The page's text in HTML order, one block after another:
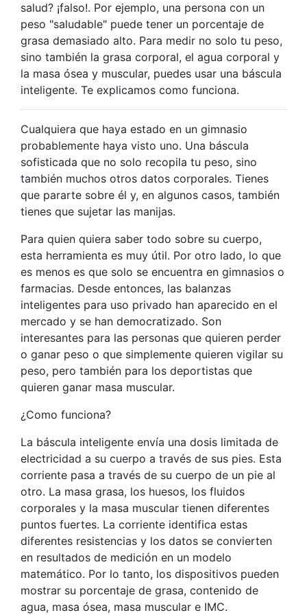
salud? ¡falso!. Por ejemplo, una persona con un
peso "saludable" puede tener un porcentaje de
grasa demasiado alto. Para medir no solo tu peso,
sino también la grasa corporal, el agua corporal y
la masa ósea y muscular, puedes usar una báscula
inteligente. Te explicamos como funciona.
Cualquiera que haya estado en un gimnasio
probablemente haya visto uno. Una báscula
sofisticada que no solo recopila tu peso, sino
también muchos otros datos corporales. Tienes
que pararte sobre él y, en algunos casos, también
tienes que sujetar las manijas.
Para quien quiera saber todo sobre su cuerpo,
esta herramienta es muy útil. Por otro lado, lo que
es menos es que solo se encuentra en gimnasios o
farmacias. Desde entonces, las balanzas
inteligentes para uso privado han aparecido en el
mercado y se han democratizado. Son
interesantes para las personas que quieren perder
o ganar peso o que simplemente quieren vigilar su
peso, pero también para los deportistas que
quieren ganar masa muscular.
¿Como funciona?
La báscula inteligente envía una dosis limitada de
electricidad a su cuerpo a través de sus pies. Esta
corriente pasa a través de su cuerpo de un pie al
otro. La masa grasa, los huesos, los fluidos
corporales y la masa muscular tienen diferentes
puntos fuertes. La corriente identifica estas
diferentes resistencias y los datos se convierten
en resultados de medición en un modelo
matemático. Por lo tanto, los dispositivos pueden
mostrar su porcentaje de grasa, contenido de
agua, masa ósea, masa muscular e IMC.